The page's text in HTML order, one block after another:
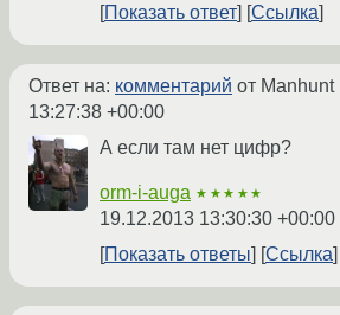
Показать ответ
Ссылка
Ответ на: комментарий от Manhunt
13:27:38 +00:00
А если там нет цифр?
orm-i-auga ★★★★★
19.12.2013 13:30:30 +00:00
Показать ответы Ссылка